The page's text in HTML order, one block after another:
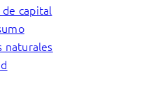
de capital
naturales